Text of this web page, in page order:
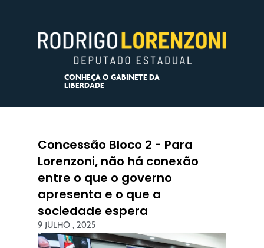
CONHEÇA O GABINETE DA
LIBERDADE
Concessão Bloco 2 - Para
Lorenzoni, não há conexão
entre o que o governo
apresenta e o que a
sociedade espera
9 JULHO , 2025